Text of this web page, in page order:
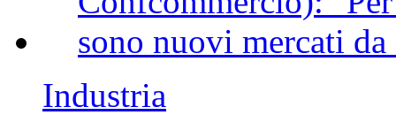
Industria